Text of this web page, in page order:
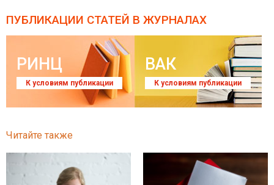
ПУБЛИКАЦИИ СТАТЕЙ В ЖУРНАЛАХ
РИНЦ
К условиям публикации
ВАК
К условиям публикации
Читайте также